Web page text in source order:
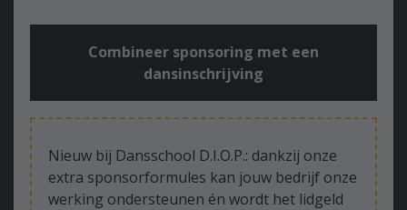
Combineer sponsoring met een
dansinschrijving
Nieuw bij Dansschool D.I.O.P.: dankzij onze
extra sponsorformules kan jouw bedrijf onze
werking ondersteunen én wordt het lidgeld